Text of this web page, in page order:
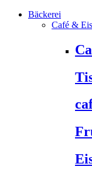
Bäckerei
Café &